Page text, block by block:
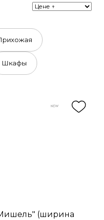
Шкафы
(ширина